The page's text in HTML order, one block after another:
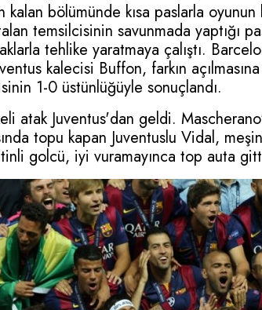
kalan bölümünde kısa paslarla
temsilcisinin savunmada yaptığı
tehlike yaratmaya çalıştı.
kalecisi Buffon, farkın
1-0 üstünlüğüyle sonuçlandı.
atak Juventus'dan geldi.
topu kapan Juventuslu Vidal,
golcü, iyi vuramayınca top auta